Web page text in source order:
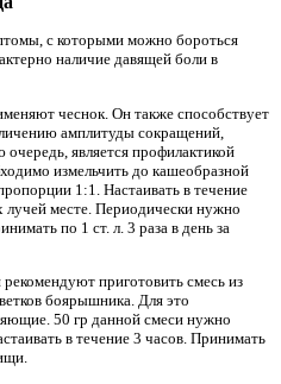
с которыми можно бороться
наличие давящей боли в
чеснок. Он также способствует
амплитуды сокращений,
является профилактикой
измельчить до кашеобразной
1:1. Настаивать в течение
месте. Периодически нужно
по 1 ст. л. 3 раза в день за
приготовить смесь из
боярышника. Для это
50 гр данной смеси нужно
в течение 3 часов. Принимать